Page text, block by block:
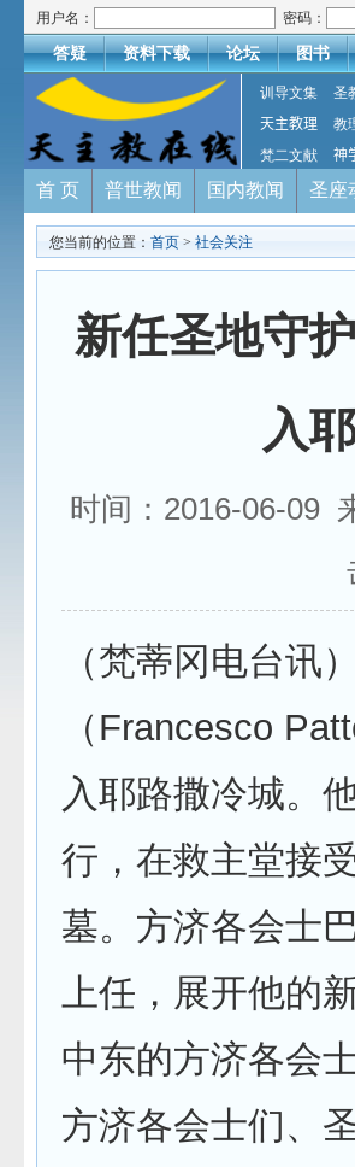
用户名： 密码：
答疑 资料下载 论坛 图书
训导文集 圣
天主教理
教
梵二文献
神
首 页 普世教闻 国内教闻 圣座
您当前的位置： 首页 > 社会关注
新任圣地守
入
时间：2016-06-09
（梵蒂冈电台讯
（Francesco
入耶路撒冷城。
行，在救主堂接
墓。方济各会士
上任，展开他的
中东的方济各会
方济各会士们、